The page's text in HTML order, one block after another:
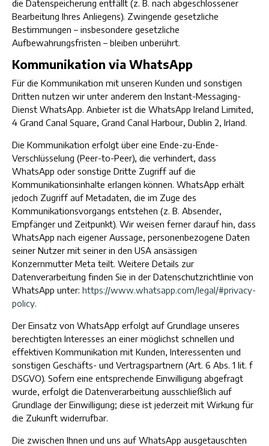
die Datenspeicherung entfällt (z. B. nach abgeschlossener
Bearbeitung Ihres Anliegens). Zwingende gesetzliche
Bestimmungen – insbesondere gesetzliche
Aufbewahrungsfristen – bleiben unberührt.
Kommunikation via WhatsApp
Für die Kommunikation mit unseren Kunden und sonstigen
Dritten nutzen wir unter anderem den Instant-Messaging-
Dienst WhatsApp. Anbieter ist die WhatsApp Ireland Limited,
4 Grand Canal Square, Grand Canal Harbour, Dublin 2, Irland.
Die Kommunikation erfolgt über eine Ende-zu-Ende-
Verschlüsselung (Peer-to-Peer), die verhindert, dass
WhatsApp oder sonstige Dritte Zugriff auf die
Kommunikationsinhalte erlangen können. WhatsApp erhält
jedoch Zugriff auf Metadaten, die im Zuge des
Kommunikationsvorgangs entstehen (z. B. Absender,
Empfänger und Zeitpunkt). Wir weisen ferner darauf hin, dass
WhatsApp nach eigener Aussage, personenbezogene Daten
seiner Nutzer mit seiner in den USA ansässigen
Konzernmutter Meta teilt. Weitere Details zur
Datenverarbeitung finden Sie in der Datenschutzrichtlinie von
WhatsApp unter: https://www.whatsapp.com/legal/#privacy-
policy.
Der Einsatz von WhatsApp erfolgt auf Grundlage unseres
berechtigten Interesses an einer möglichst schnellen und
effektiven Kommunikation mit Kunden, Interessenten und
sonstigen Geschäfts- und Vertragspartnern (Art. 6 Abs. 1 lit. f
DSGVO). Sofern eine entsprechende Einwilligung abgefragt
wurde, erfolgt die Datenverarbeitung ausschließlich auf
Grundlage der Einwilligung; diese ist jederzeit mit Wirkung für
die Zukunft widerrufbar.
Die zwischen Ihnen und uns auf WhatsApp ausgetauschten